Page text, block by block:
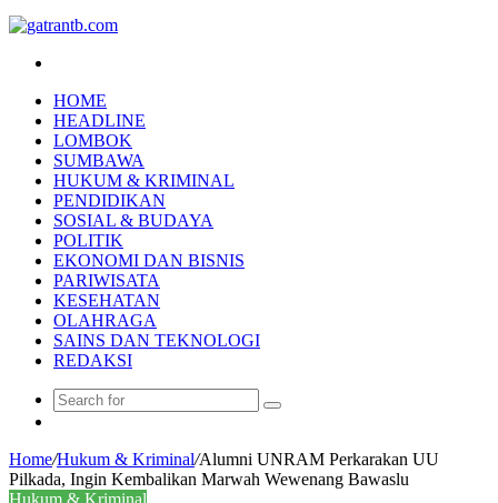
HOME
HEADLINE
LOMBOK
SUMBAWA
HUKUM & KRIMINAL
PENDIDIKAN
SOSIAL & BUDAYA
POLITIK
EKONOMI DAN BISNIS
PARIWISATA
KESEHATAN
OLAHRAGA
SAINS DAN TEKNOLOGI
REDAKSI
Search
Home/Hukum & Kriminal/Alumni UNRAM Perkarakan UU
Pilkada, Ingin Kembalikan Marwah Wewenang Bawaslu
Hukum & Kriminal